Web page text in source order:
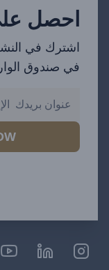
احصل
اشترك في
في صندوق